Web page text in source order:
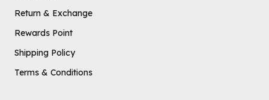
Return & Exchange
Rewards Point
Shipping Policy
Terms & Conditions